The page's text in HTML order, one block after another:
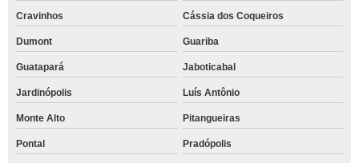
Cravinhos Cássia dos Coqueiros
Dumont Guariba
Guatapará Jaboticabal
Jardinópolis Luís Antônio
Monte Alto Pitangueiras
Pontal Pradópolis